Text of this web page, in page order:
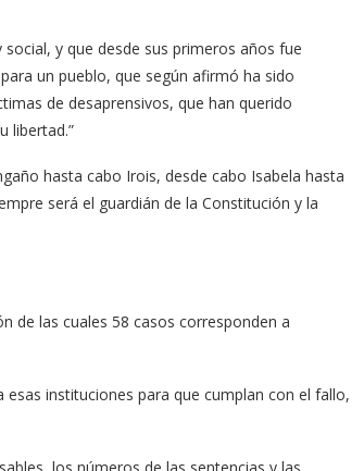
y que desde sus primeros años fue
un pueblo, que según afirmó ha sido
de desaprensivos, que han querido
libertad.”
hasta cabo Irois, desde cabo Isabela hasta
será el guardián de la Constitución y la
de las cuales 58 casos corresponden a
instituciones para que cumplan con el fallo,